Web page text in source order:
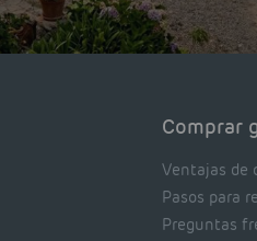
Comprar
Ventajas de
Pasos para
Preguntas